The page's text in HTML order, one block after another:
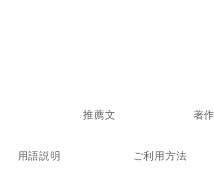
推薦文 著
用語説明 ご利用方法